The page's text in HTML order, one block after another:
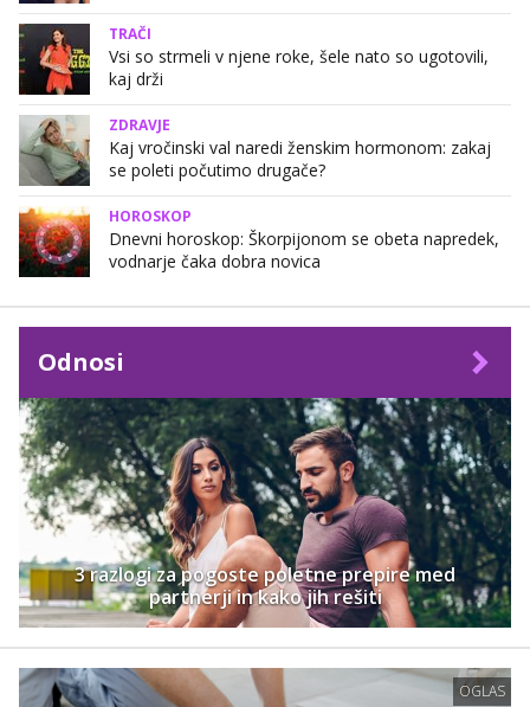
TRAČI
Vsi so strmeli v njene roke, šele nato so ugotovili,
kaj drži
ZDRAVJE
Kaj vročinski val naredi ženskim hormonom: zakaj
se poleti počutimo drugače?
HOROSKOP
Dnevni horoskop: Škorpijonom se obeta napredek,
vodnarje čaka dobra novica
Odnosi
3 razlogi za pogoste poletne prepire med
partnerji in kako jih rešiti
OGLAS